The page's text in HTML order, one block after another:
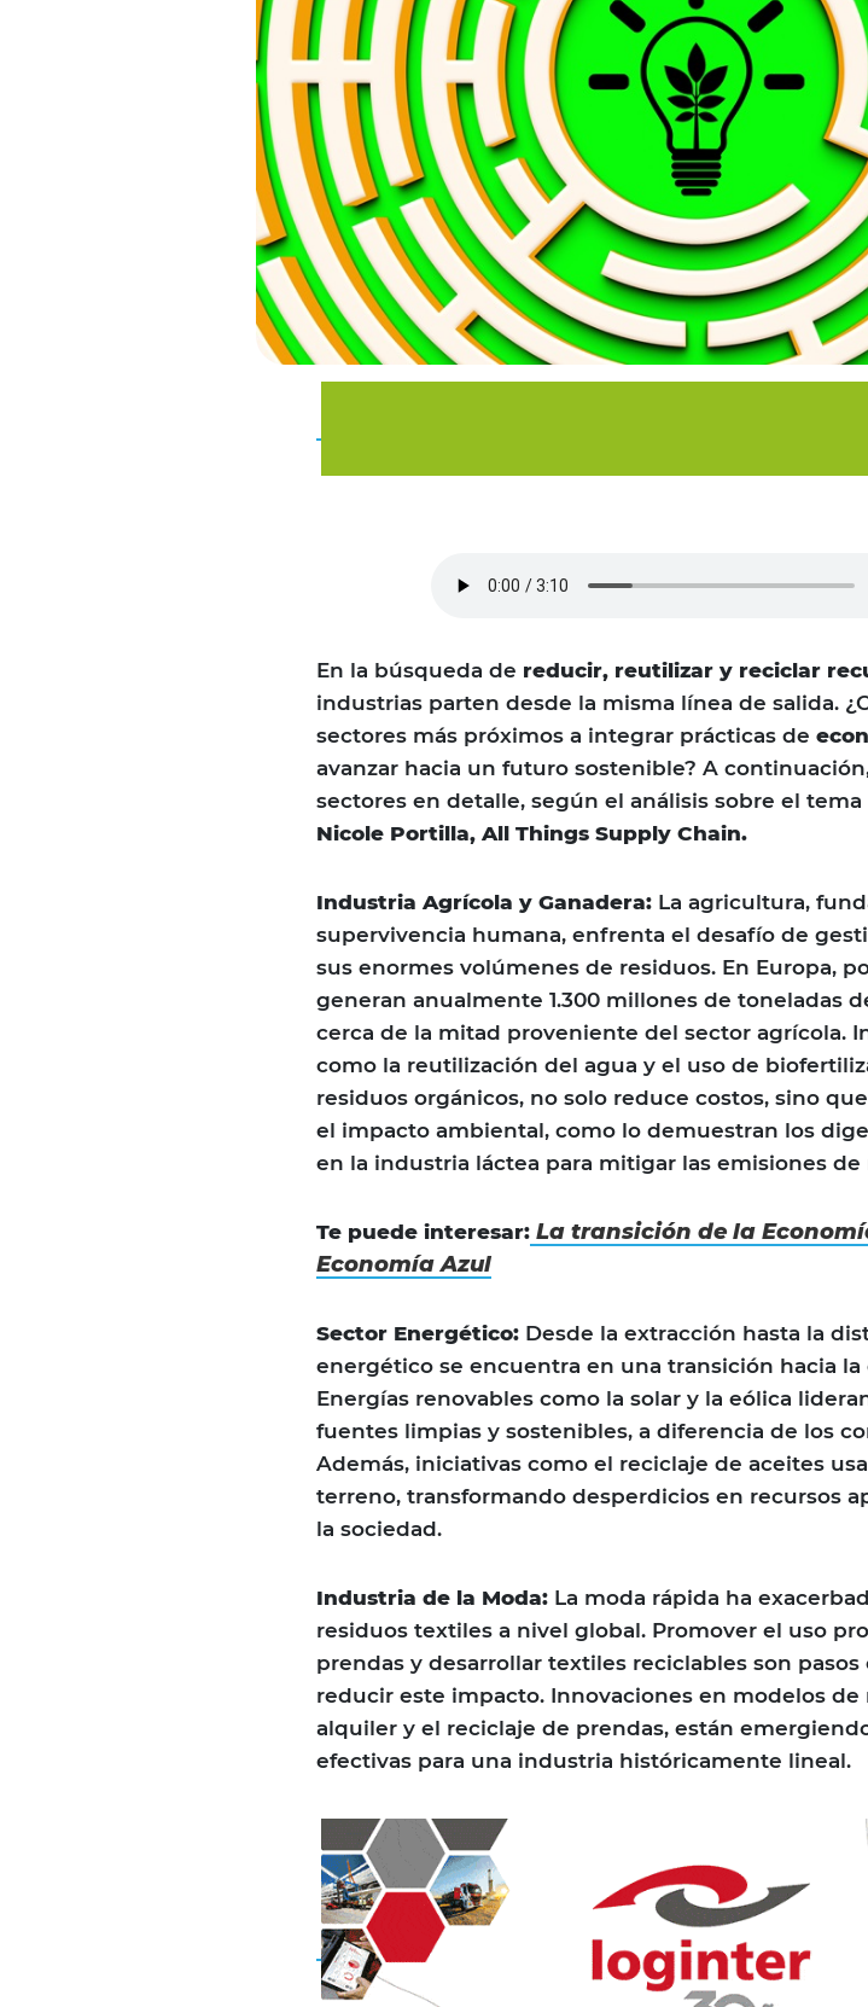
En la búsqueda de reducir, reutilizar y reciclar
industrias parten desde la misma línea de salida.
sectores más próximos a integrar prácticas de
avanzar hacia un futuro sostenible? A
sectores en detalle, según el análisis sobre el
Nicole Portilla, All Things Supply Chain.
Industria Agrícola y Ganadera: La agricultura,
supervivencia humana, enfrenta el desafío de
sus enormes volúmenes de residuos. En Europa,
generan anualmente 1.300 millones de toneladas
cerca de la mitad proveniente del sector agrícola.
como la reutilización del agua y el uso de
residuos orgánicos, no solo reduce costos, sino
el impacto ambiental, como lo demuestran los
en la industria láctea para mitigar las emisiones de
Te puede interesar: La transición de la
Economía Azul
Sector Energético: Desde la extracción hasta la
energético se encuentra en una transición hacia la
Energías renovables como la solar y la eólica
fuentes limpias y sostenibles, a diferencia de los
Además, iniciativas como el reciclaje de aceites
terreno, transformando desperdicios en recursos
la sociedad.
Industria de la Moda: La moda rápida ha
residuos textiles a nivel global. Promover el uso
prendas y desarrollar textiles reciclables son pasos
reducir este impacto. Innovaciones en modelos de
alquiler y el reciclaje de prendas, están
efectivas para una industria históricamente lineal.